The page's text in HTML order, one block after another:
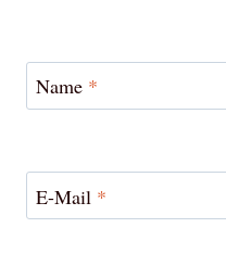
Name *
E-Mail *